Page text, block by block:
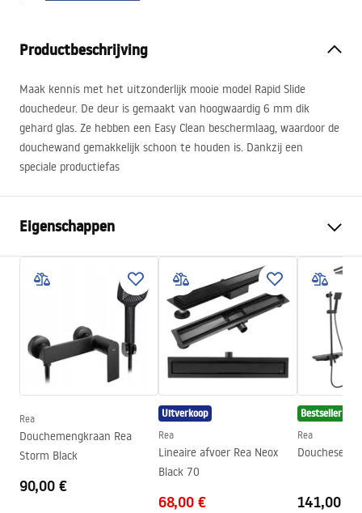
Productbeschrijving
Maak kennis met het uitzonderlijk mooie model Rapid Slide
douchedeur. De deur is gemaakt van hoogwaardig 6 mm dik
gehard glas. Ze hebben een Easy Clean beschermlaag, waardoor de
douchewand gemakkelijk schoon te houden is. Dankzij een
speciale productiefas
Eigenschappen
Manier om de deur te openen
Afmetingen van de deur
130
Universeel
Glasdikte:
6 mm
Hoogte van de douchedeur
195cm
Profielmateriaal
Aluminium
Materiaal hanteren:
Messing
Easy Clean-coating
Ja
zwart
1290 - 1310
Rea
Douchemengkraan Rea
Storm Black
90,00 €
Uitverkoop
Rea
Lineaire afvoer Rea Neox
Black 70
68,00 €
Bestseller
Rea
Doucheset
141,00 €